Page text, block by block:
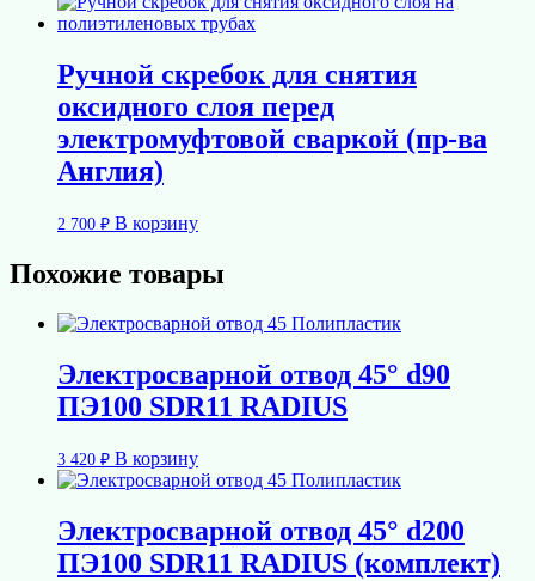
Ручной скребок для снятия
оксидного слоя перед
электромуфтовой сваркой (пр-ва
Англия)
2 700 ₽ В корзину
Похожие товары
Электросварной отвод 45° d90
ПЭ100 SDR11 RADIUS
3 420 ₽ В корзину
Электросварной отвод 45° d200
ПЭ100 SDR11 RADIUS (комплект)